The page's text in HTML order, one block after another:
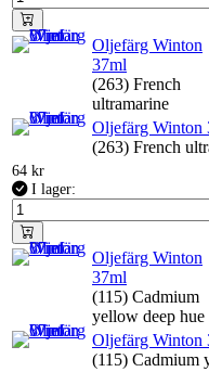
Oljefärg Winton
37ml
(263) French
ultramarine
Oljefärg Winton
(263) French
64 kr
I lager:
Oljefärg Winton
37ml
(115) Cadmium
yellow deep hue
Oljefärg Winton
(115) Cadmium